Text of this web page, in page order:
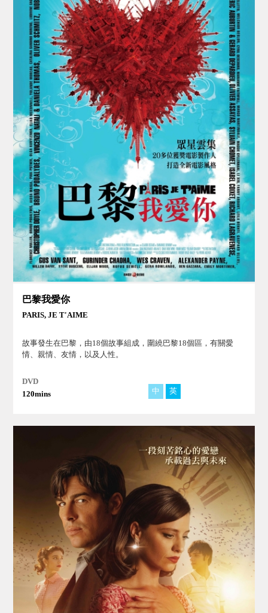
巴黎我愛你
PARIS, JE T'AIME
故事發生在巴黎，由18個故事組成，圍繞巴黎18個區，有關愛
情、親情、友情，以及人性。
DVD
120mins
中 英